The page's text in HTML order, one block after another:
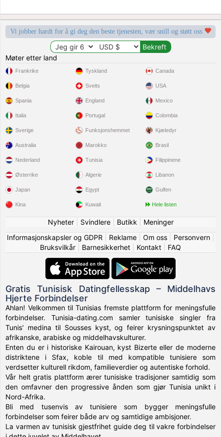
Vi jobber hardt for å gi deg den beste tjenesten, vær snill og støtt oss
Møter etter land
Frankrike
Belgia
Spania
Italia
Sverige
Tyskland
Sveits
England
Portugal
Funksjonshemmet
Canada
USA
Mexico
Colombia
Kjæledyr
Australia
Nederland
Østerrike
Japan
Kina
Marokko
Tunisia
Algerie
Egypt
Kuwait
Brasil
Filippinene
Libanon
Gulfen
Hele listen
Nyheter| Svindlere| Butikk
Meninger
Informasjonskapsler og GDPR
Reklame| Om oss| Personvern|
Bruksvilkår
Barnesikkerhet Kontakt FAQ
Gratis Tunisisk Datingfellesskap – Middelhavs
Hjerte Forbindelser
Ahlan! Velkommen til Tunisias fremste plattform for meningsfulle
forbindelser. Tunisia-dating.com samler tunisiske singler fra
Tunis' medina til Sousses kyst, og feirer krysningspunktet av
afrikanske, arabiske og middelhavskulturer.
Enten du er i historiske Kairouan, kyst Bizerte eller de moderne
distriktene i Sfax, koble til med kompatible tunisiere som
verdsetter kulturell rikdom, familieverdier og autentiske forhold.
Vår helt gratis plattform ærer tunisiske tradisjoner samtidig som
den omfavner den progressive ånden som gjør Tunisia unikt i
Nord-Afrika.
Bli med tusenvis av tunisiere som bygger meningsfulle
forbindelser som feirer både arv og samtidige ambisjoner.
La varmen av tunisisk gjestfrihet guide deg til vakre forbindelser